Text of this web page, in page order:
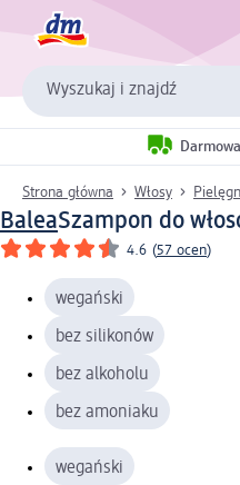
Wyszukaj i znajdź
Strona główna Włosy
BaleaSzampon do
4.6 (57 ocen)
wegański
bez silikonów
bez alkoholu
bez amoniaku
wegański